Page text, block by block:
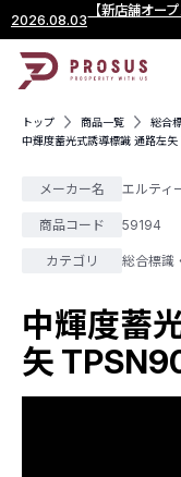
2026.08.03
【新店舗オー
トップ 商品一覧
総合
中輝度蓄光式誘導標識 通路左
メーカー名 エルティ
商品コード 59194
カテゴリ 総合標識
中輝度蓄
矢